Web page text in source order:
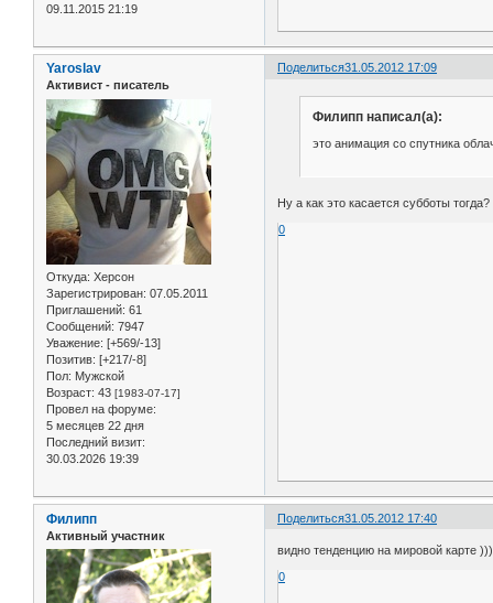
09.11.2015 21:19
Поделиться31.05.2012 17:09
Yaroslav
Активист - писатель
Откуда: Херсон
Зарегистрирован: 07.05.2011
Приглашений: 61
Сообщений: 7947
Уважение: [+569/-13]
Позитив: [+217/-8]
Пол: Мужской
Возраст: 43 [1983-07-17]
Провел на форуме:
5 месяцев 22 дня
Последний визит:
30.03.2026 19:39
Филипп написал(а):
это анимация со спутника
Ну а как это касается субботы тогда?
0
Поделиться31.05.2012 17:40
Филипп
Активный участник
видно тенденцию на мировой карте )))
0